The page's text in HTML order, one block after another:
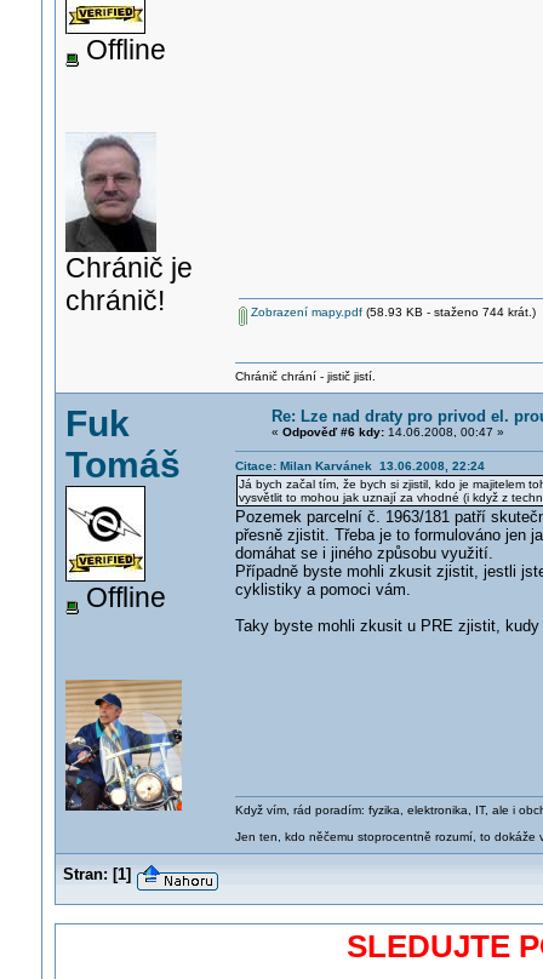
Offline
Chránič je
chránič!
Zobrazení mapy.pdf(58.93 KB - staženo 744 krát.)
Chránič chrání - jistič jistí.
Fuk
Tomáš
Offline
Re: Lze nad draty pro privod el.
« Odpověď #6 kdy:14.06.2008, 00:47 »
Citace: Milan Karvánek 13.06.2008, 22:24
Já bych začal tím, že bych si zjistil, kdo je majitelem
vysvětlit to mohou jak uznají za vhodné (i když z
Pozemek parcelní č. 1963/181 patří
přesně zjistit. Třeba je to formulováno jen
domáhat se i jiného způsobu využití.
Případně byste mohli zkusit zjistit, jestli
cyklistiky a pomoci vám.
Taky byste mohli zkusit u PRE zjistit,
Když vím, rád poradím: fyzika, elektronika, IT, ale i
Jen ten, kdo něčemu stoprocentně rozumí, to dokáže
Stran: [1]
SLEDUJTE